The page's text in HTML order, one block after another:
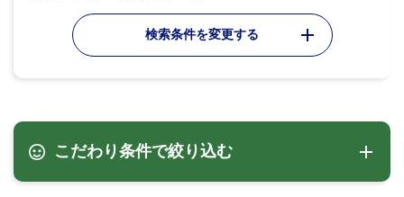
検索条件を変更する
こだわり条件で絞り込む